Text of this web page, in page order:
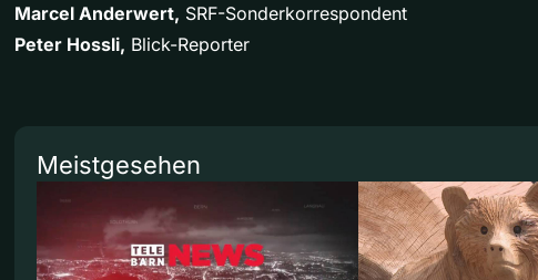
Marcel Anderwert, SRF-Sonderkorrespondent
Peter Hossli, Blick-Reporter
Meistgesehen